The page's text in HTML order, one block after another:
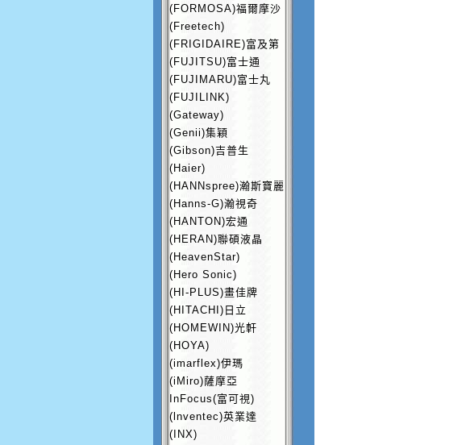
(FORMOSA)福爾摩沙
(Freetech)
(FRIGIDAIRE)富及第
(FUJITSU)富士通
(FUJIMARU)富士丸
(FUJILINK)
(Gateway)
(Genii)集穎
(Gibson)吉普生
(Haier)
(HANNspree)瀚斯寶麗
(Hanns-G)瀚視奇
(HANTON)宏通
(HERAN)聯碩液晶
(HeavenStar)
(Hero Sonic)
(HI-PLUS)畫佳牌
(HITACHI)日立
(HOMEWIN)光軒
(HOYA)
(imarflex)伊瑪
(iMiro)薩摩亞
InFocus(富可視)
(lnventec)英業達
(INX)